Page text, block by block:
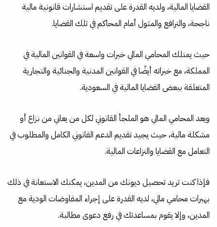
القضايا المالية، ولديه القدرة على تقديم استشارات قانونية مالية
ناجحة، والترافع والمثول أمام المحاكم في تلك القضايا.
حيث يمتلك المحامي المالي خبرات واسعة في القوانين المالية في
المملكة، مع خبراته أيضًا في القوانين المدنية والجنائية والتجارية
المتعلقة ببعض القضايا المالية في السعودية.
ويعد المحامي المالي هو الملجأ القانوني لكل من يعاني من نزاع أو
مشكلة مالية، حيث يجيد تقديم الدعم القانوني الكامل والمطلوب في
التعامل مع القضايا والنزاعات المالية.
فإذا كنت تريد تحصيل ديونك من المدين، يمكنك الاستعانة في ذلك
بهبرات محامي مالي، لديه القدرة على إجراء المفاوضات الودية مع
المدين، وإلا يقوم بمساعدتك في رفع دعوى مطالبة.